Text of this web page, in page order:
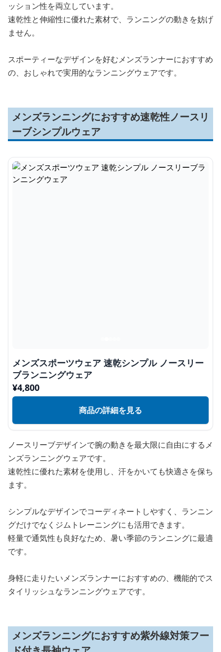
ッション性を両立しています。
速乾性と伸縮性に優れた素材で、ランニングの動きを妨げ
ません。
スポーティーなデザインを好むメンズランナーにおすすめ
の、おしゃれで実用的なランニングウェアです。
メンズランニングにおすすめ速乾性ノースリ
ーブシンプルウェア
メンズスポーツウェア 速乾シンプル ノースリー
ブランニングウェア
¥4,800
商品の詳細を見る
ノースリーブデザインで腕の動きを最大限に自由にするメ
ンズランニングウェアです。
速乾性に優れた素材を使用し、汗をかいても快適さを保ち
ます。
シンプルなデザインでコーディネートしやすく、ランニン
グだけでなくジムトレーニングにも活用できます。
軽量で通気性も良好なため、暑い季節のランニングに最適
です。
身軽に走りたいメンズランナーにおすすめの、機能的でス
タイリッシュなランニングウェアです。
メンズランニングにおすすめ紫外線対策フー